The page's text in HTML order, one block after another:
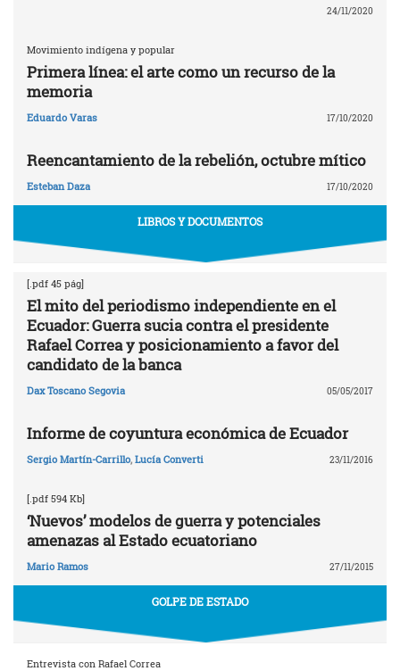
24/11/2020
Movimiento indígena y popular
Primera línea: el arte como un recurso de la
memoria
Eduardo Varas 17/10/2020
Reencantamiento de la rebelión, octubre mítico
Esteban Daza 17/10/2020
LIBROS Y DOCUMENTOS
[.pdf 45 pág]
El mito del periodismo independiente en el
Ecuador: Guerra sucia contra el presidente
Rafael Correa y posicionamiento a favor del
candidato de la banca
Dax Toscano Segovia 05/05/2017
Informe de coyuntura económica de Ecuador
Sergio Martín-Carrillo, Lucía Converti 23/11/2016
[.pdf 594 Kb]
‘Nuevos’ modelos de guerra y potenciales
amenazas al Estado ecuatoriano
Mario Ramos 27/11/2015
GOLPE DE ESTADO
Entrevista con Rafael Correa